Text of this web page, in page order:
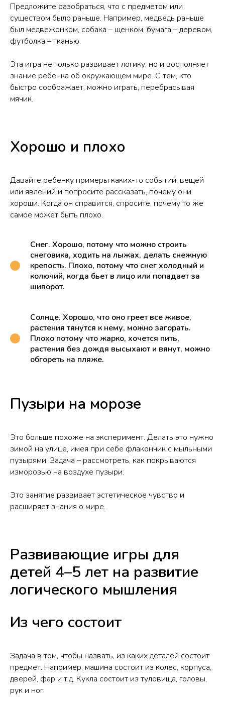
Предложите разобраться, что с предметом или
существом было раньше. Например, медведь раньше
был медвежонком, собака – щенком, бумага – деревом,
футболка – тканью.
Эта игра не только развивает логику, но и восполняет
знание ребенка об окружающем мире. С тем, кто
быстро соображает, можно играть, перебрасывая
мячик.
Хорошо и плохо
Давайте ребенку примеры каких-то событий, вещей
или явлений и попросите рассказать, почему они
хороши. Когда он справится, спросите, почему то же
самое может быть плохо.
Снег. Хорошо, потому что можно строить
снеговика, ходить на лыжах, делать снежную
крепость. Плохо, потому что снег холодный и
колючий, когда бьет в лицо или попадает за
шиворот.
Солнце. Хорошо, что оно греет все живое,
растения тянутся к нему, можно загорать.
Плохо потому что жарко, хочется пить,
растения без дождя высыхают и вянут, можно
обгореть на пляже.
Пузыри на морозе
Это больше похоже на эксперимент. Делать это нужно
зимой на улице, имея при себе флакончик с мыльными
пузырями. Задача – рассмотреть, как покрываются
изморозью на воздухе пузыри.
Это занятие развивает эстетическое чувство и
расширяет знания о мире.
Развивающие игры для
детей 4–5 лет на развитие
логического мышления
Из чего состоит
Задача в том, чтобы назвать, из каких деталей состоит
предмет. Например, машина состоит из колес, корпуса,
дверей, фар и т.д. Кукла состоит из туловища, головы,
рук и ног.